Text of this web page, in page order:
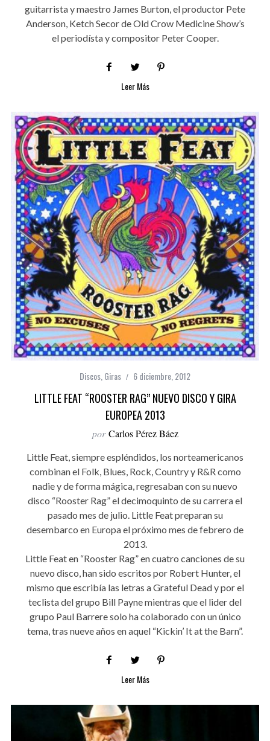
guitarrista y maestro James Burton, el productor Pete
Anderson, Ketch Secor de Old Crow Medicine Show’s
el periodísta y compositor Peter Cooper.
Leer Más
Discos Giras 6 diciembre, 2012
LITTLE FEAT “ROOSTER RAG” NUEVO DISCO Y GIRA
EUROPEA 2013
por Carlos Pérez Báez
Little Feat, siempre espléndidos, los norteamericanos
combinan el Folk, Blues, Rock, Country y R&R como
nadie y de forma mágica, regresaban con su nuevo
disco “Rooster Rag” el decimoquinto de su carrera el
pasado mes de julio. Little Feat preparan su
desembarco en Europa el próximo mes de febrero de
2013.
Little Feat en “Rooster Rag” en cuatro canciones de su
nuevo disco, han sido escritos por Robert Hunter, el
mismo que escribía las letras a Grateful Dead y por el
teclista del grupo Bill Payne mientras que el lider del
grupo Paul Barrere solo ha colaborado con un único
tema, tras nueve años en aquel “Kickin’ It at the Barn”.
Leer Más